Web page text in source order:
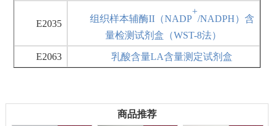
E2035 组织样本辅酶II（NADP
+
/NADPH）含
量检测试剂盒（WST-8法）
E2063 乳酸含量LA含量测定试剂盒
商品推荐